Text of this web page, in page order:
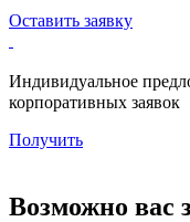
Оставить заявку
Индивидуальное
корпоративных заявок
Получить
Возможно вас